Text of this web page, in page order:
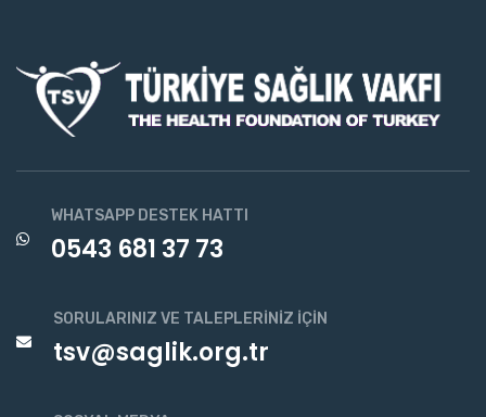
WHATSAPP DESTEK HATTI
0543 681 37 73
SORULARINIZ VE TALEPLERINIZ İÇIN
tsv@saglik.org.tr